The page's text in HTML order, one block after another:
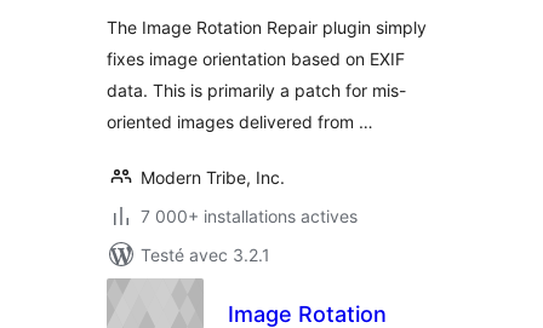
The Image Rotation Repair plugin simply
fixes image orientation based on EXIF
data. This is primarily a patch for mis-
oriented images delivered from …
Modern Tribe, Inc.
7 000+ installations actives
Testé avec 3.2.1
Image Rotation